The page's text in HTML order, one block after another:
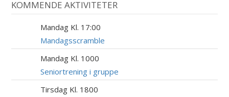
KOMMENDE AKTIVITETER
Mandag Kl. 17:00
Mandagsscramble
Mandag Kl. 1000
Seniortrening i gruppe
Tirsdag Kl. 1800